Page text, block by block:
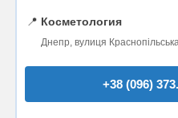
📍 Косметология
Днепр, вулиця
+38 (096)